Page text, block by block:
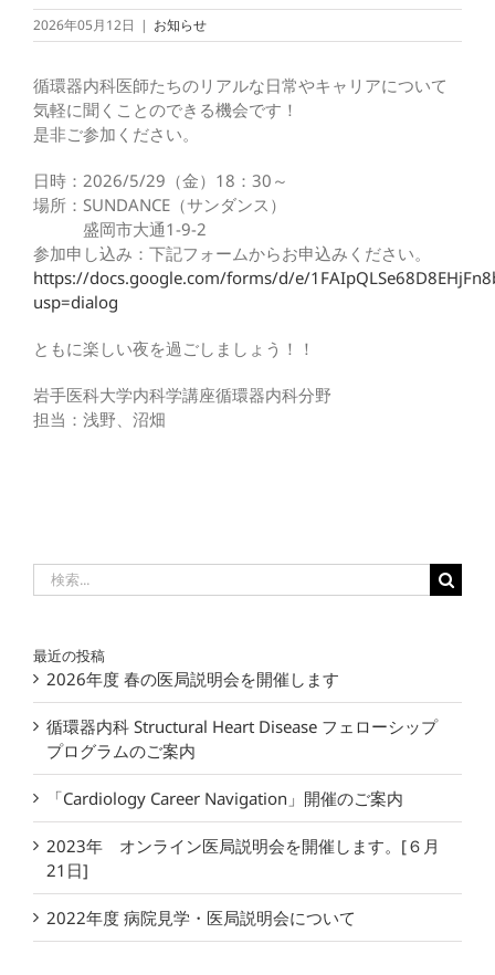
2026年05月12日 | お知らせ
循環器内科医師たちのリアルな日常やキャリアについて
気軽に聞くことのできる機会です！
是非ご参加ください。
日時：2026/5/29（金）18：30～
場所：SUNDANCE（サンダンス）
盛岡市大通1-9-2
参加申し込み：下記フォームからお申込みください。
https://docs.google.com/forms/d/e/
usp=dialog
ともに楽しい夜を過ごしましょう！！
岩手医科大学内科学講座循環器内科分野
担当：浅野、沼畑
索
最近の投稿
2026年度 春の医局説明会を開催します
循環器内科 Structural Heart Disease フェローシップ
プログラムのご案内
「Cardiology Career Navigation」開催のご案内
2023年 オンライン医局説明会を開催します。[６月
21日]
2022年度 病院見学・医局説明会について